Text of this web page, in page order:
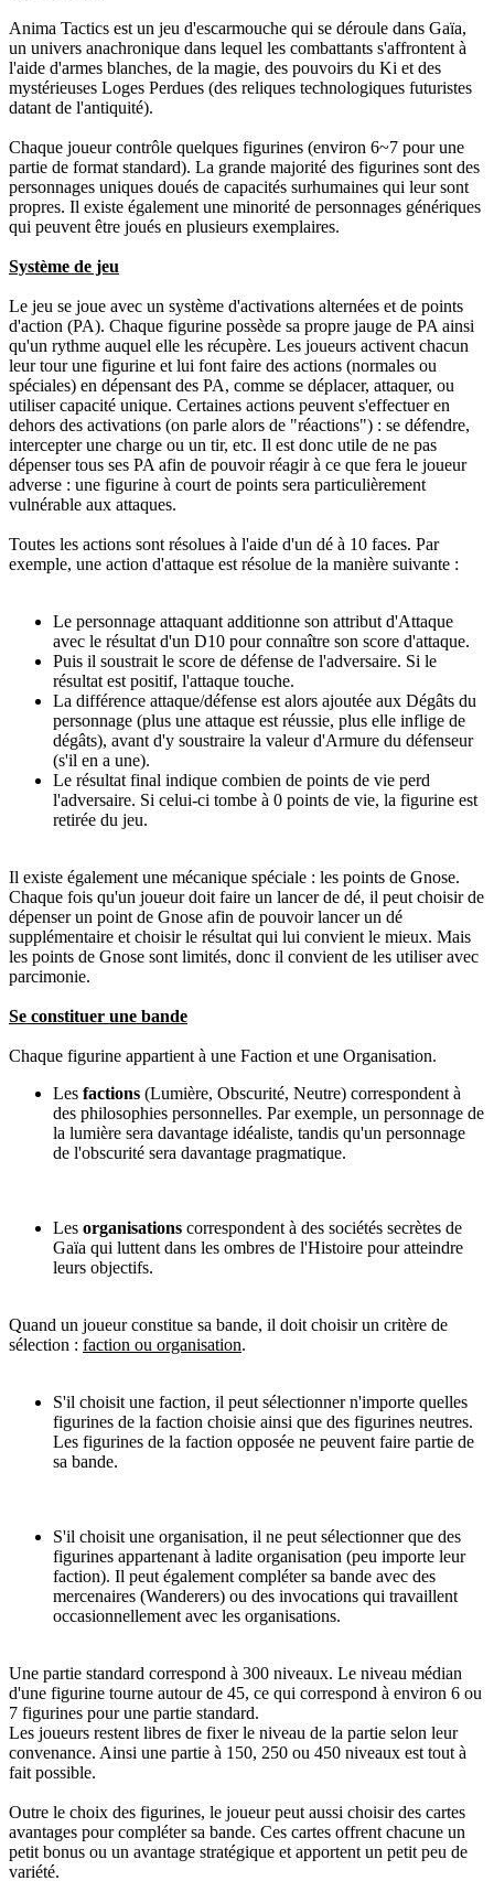
Anima Tactics est un jeu d'escarmouche qui se déroule dans Gaïa,
un univers anachronique dans lequel les combattants s'affrontent à
l'aide d'armes blanches, de la magie, des pouvoirs du Ki et des
mystérieuses Loges Perdues (des reliques technologiques futuristes
datant de l'antiquité).
Chaque joueur contrôle quelques figurines (environ 6~7 pour une
partie de format standard). La grande majorité des figurines sont des
personnages uniques doués de capacités surhumaines qui leur sont
propres. Il existe également une minorité de personnages génériques
qui peuvent être joués en plusieurs exemplaires.
Système de jeu
Le jeu se joue avec un système d'activations alternées et de points
d'action (PA). Chaque figurine possède sa propre jauge de PA ainsi
qu'un rythme auquel elle les récupère. Les joueurs activent chacun
leur tour une figurine et lui font faire des actions (normales ou
spéciales) en dépensant des PA, comme se déplacer, attaquer, ou
utiliser capacité unique. Certaines actions peuvent s'effectuer en
dehors des activations (on parle alors de "réactions") : se défendre,
intercepter une charge ou un tir, etc. Il est donc utile de ne pas
dépenser tous ses PA afin de pouvoir réagir à ce que fera le joueur
adverse : une figurine à court de points sera particulièrement
vulnérable aux attaques.
Toutes les actions sont résolues à l'aide d'un dé à 10 faces. Par
exemple, une action d'attaque est résolue de la manière suivante :
Le personnage attaquant additionne son attribut d'Attaque
avec le résultat d'un D10 pour connaître son score d'attaque.
Puis il soustrait le score de défense de l'adversaire. Si le
résultat est positif, l'attaque touche.
La différence attaque/défense est alors ajoutée aux Dégâts du
personnage (plus une attaque est réussie, plus elle inflige de
dégâts), avant d'y soustraire la valeur d'Armure du défenseur
(s'il en a une).
Le résultat final indique combien de points de vie perd
l'adversaire. Si celui-ci tombe à 0 points de vie, la figurine est
retirée du jeu.
Il existe également une mécanique spéciale : les points de Gnose.
Chaque fois qu'un joueur doit faire un lancer de dé, il peut choisir de
dépenser un point de Gnose afin de pouvoir lancer un dé
supplémentaire et choisir le résultat qui lui convient le mieux. Mais
les points de Gnose sont limités, donc il convient de les utiliser avec
parcimonie.
Se constituer une bande
Chaque figurine appartient à une Faction et une Organisation.
Les factions (Lumière, Obscurité, Neutre) correspondent à
des philosophies personnelles. Par exemple, un personnage de
la lumière sera davantage idéaliste, tandis qu'un personnage
de l'obscurité sera davantage pragmatique.
Les organisations correspondent à des sociétés secrètes de
Gaïa qui luttent dans les ombres de l'Histoire pour atteindre
leurs objectifs.
Quand un joueur constitue sa bande, il doit choisir un critère de
sélection : faction ou organisation.
S'il choisit une faction, il peut sélectionner n'importe quelles
figurines de la faction choisie ainsi que des figurines neutres.
Les figurines de la faction opposée ne peuvent faire partie de
sa bande.
S'il choisit une organisation, il ne peut sélectionner que des
figurines appartenant à ladite organisation (peu importe leur
faction). Il peut également compléter sa bande avec des
mercenaires (Wanderers) ou des invocations qui travaillent
occasionnellement avec les organisations.
Une partie standard correspond à 300 niveaux. Le niveau médian
d'une figurine tourne autour de 45, ce qui correspond à environ 6 ou
7 figurines pour une partie standard.
Les joueurs restent libres de fixer le niveau de la partie selon leur
convenance. Ainsi une partie à 150, 250 ou 450 niveaux est tout à
fait possible.
Outre le choix des figurines, le joueur peut aussi choisir des cartes
avantages pour compléter sa bande. Ces cartes offrent chacune un
petit bonus ou un avantage stratégique et apportent un petit peu de
variété.